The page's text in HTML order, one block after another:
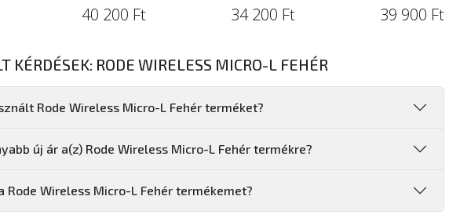
40 200 Ft 34 200 Ft 39 900 Ft
KÉRDÉSEK: RODE WIRELESS MICRO-L FEHÉR
Rode Wireless Micro-L Fehér terméket?
új ár a(z) Rode Wireless Micro-L Fehér termékre?
Rode Wireless Micro-L Fehér termékemet?